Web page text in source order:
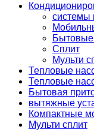
системы
Сплит
Мульти
Тепловые
Тепловые
Бытовая
вытяжные
Компактные
Мульти сплит